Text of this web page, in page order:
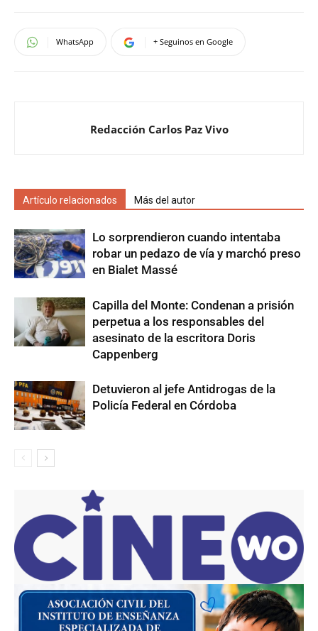
WhatsApp + Seguinos en Google
Redacción Carlos Paz Vivo
Artículo relacionados Más del autor
Lo sorprendieron cuando intentaba
robar un pedazo de vía y marchó preso
en Bialet Massé
Capilla del Monte: Condenan a prisión
perpetua a los responsables del
asesinato de la escritora Doris
Cappenberg
Detuvieron al jefe Antidrogas de la
Policía Federal en Córdoba